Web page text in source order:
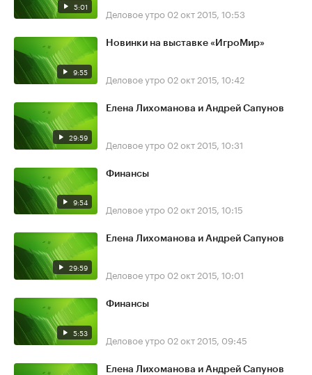
5:01 Деловое утро 02 окт 2015, 10:53
9:55
Новинки на выставке «ИгроМир»
Деловое утро 02 окт 2015, 10:42
29:59
Елена Лихоманова и Андрей Сапунов
Деловое утро 02 окт 2015, 10:31
9:54
Финансы
Деловое утро 02 окт 2015, 10:15
29:59
Елена Лихоманова и Андрей Сапунов
Деловое утро 02 окт 2015, 10:01
5:53
Финансы
Деловое утро 02 окт 2015, 09:45
Елена Лихоманова и Андрей Сапунов